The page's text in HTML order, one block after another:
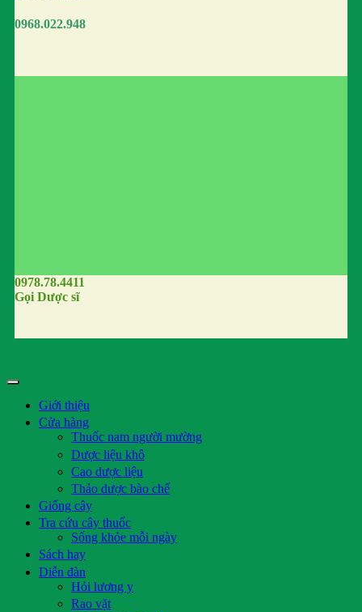
0968.022.948
0978.78.4411
Gọi Dược sĩ
Giới thiệu
Cửa hàng
Thuốc nam người mường
Dược liệu khô
Cao dược liệu
Thảo dược bào chế
Giống cây
Tra cứu cây thuốc
Sống khỏe mỗi ngày
Sách hay
Diễn đàn
Hỏi lương y
Rao vặt